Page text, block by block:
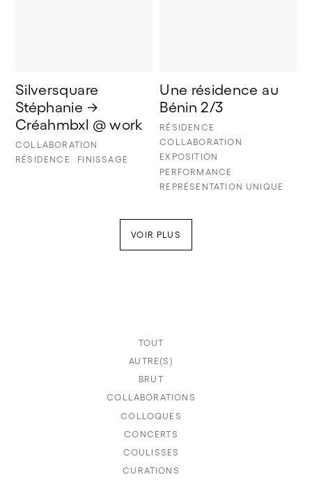
Silversquare
Stéphanie →
Créahmbxl @ work
COLLABORATION
RÉSIDENCE
FINISSAGE
Une résidence au
Bénin 2/3
RÉSIDENCE
COLLABORATION
EXPOSITION
PERFORMANCE
REPRÉSENTATION UNIQUE
VOIR PLUS
TOUT
AUTRE(S)
BRUT
COLLABORATIONS
COLLOQUES
CONCERTS
COULISSES
CURATIONS